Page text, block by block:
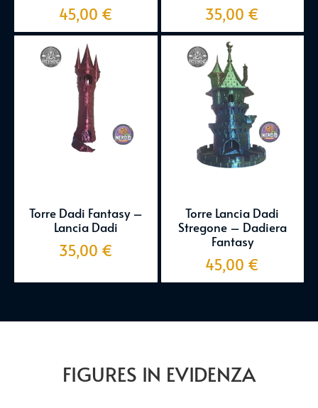
45,00 € 35,00 €
Torre Dadi Fantasy –
Lancia Dadi
35,00 €
Torre Lancia Dadi
Stregone – Dadiera
Fantasy
45,00 €
FIGURES IN EVIDENZA